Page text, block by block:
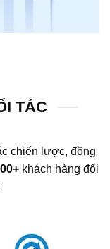
TÁC
chiến lược, đồng
khách hàng đối